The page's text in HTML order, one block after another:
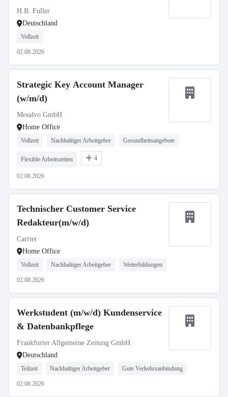
H.B. Fuller
Deutschland
Vollzeit
02.08.2026
Strategic Key Account Manager
(w/m/d)
Mesalvo GmbH
Home Office
Vollzeit Nachhaltiger Arbeitgeber Gesundheitsangebote
Flexible Arbeitszeiten 4
02.08.2026
Technischer Customer Service
Redakteur(m/w/d)
Carrier
Home Office
Vollzeit Nachhaltiger Arbeitgeber Weiterbildungen
02.08.2026
Werkstudent (m/w/d) Kundenservice
& Datenbankpflege
Frankfurter Allgemeine Zeitung GmbH
Deutschland
Teilzeit Nachhaltiger Arbeitgeber Gute Verkehrsanbindung
02.08.2026